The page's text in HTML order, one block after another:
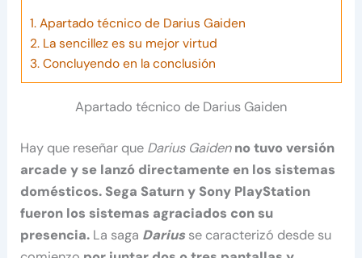
1.Apartado técnico de Darius Gaiden
2.La sencillez es su mejor virtud
3.Concluyendo en la conclusión
Apartado técnico de Darius Gaiden
Hay que reseñar que Darius Gaiden no tuvo versión
arcade y se lanzó directamente en los sistemas
domésticos. Sega Saturn y Sony PlayStation
fueron los sistemas agraciados con su
presencia. La saga Dariusse caracterizó desde su